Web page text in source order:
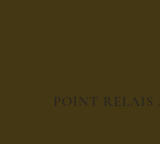
POINT RELAIS